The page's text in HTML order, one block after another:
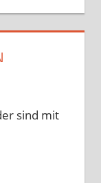
sind mit